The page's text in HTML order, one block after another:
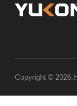
Copyright © 2026